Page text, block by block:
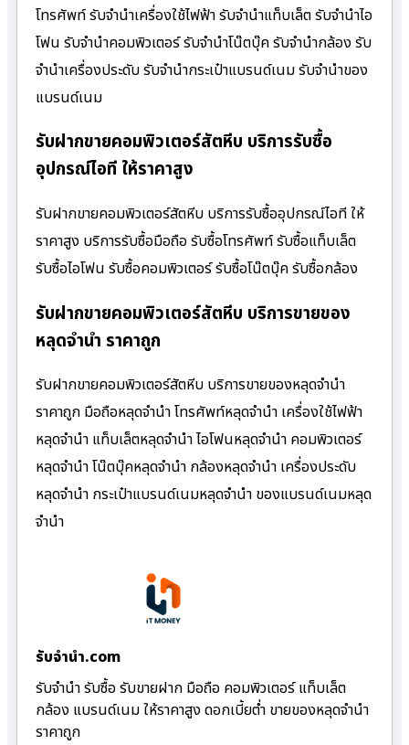
โทรศัพท์ รับจำนำเครื่องใช้ไฟฟ้า รับจำนำแท็บเล็ต รับจำนำไอ
โฟน รับจำนำคอมพิวเตอร์ รับจำนำโน๊ตบุ๊ค รับจำนำกล้อง รับ
จำนำเครื่องประดับ รับจำนำกระเป๋าแบรนด์เนม รับจำนำของ
แบรนด์เนม
รับฝากขายคอมพิวเตอร์สัตหีบ บริการรับซื้อ
อุปกรณ์ไอที ให้ราคาสูง
รับฝากขายคอมพิวเตอร์สัตหีบ บริการรับซื้ออุปกรณ์ไอที ให้
ราคาสูง บริการรับซื้อมือถือ รับซื้อโทรศัพท์ รับซื้อแท็บเล็ต
รับซื้อไอโฟน รับซื้อคอมพิวเตอร์ รับซื้อโน๊ตบุ๊ค รับซื้อกล้อง
รับฝากขายคอมพิวเตอร์สัตหีบ บริการขายของ
หลุดจำนำ ราคาถูก
รับฝากขายคอมพิวเตอร์สัตหีบ บริการขายของหลุดจำนำ
ราคาถูก มือถือหลุดจำนำ โทรศัพท์หลุดจำนำ เครื่องใช้ไฟฟ้า
หลุดจำนำ แท็บเล็ตหลุดจำนำ ไอโฟนหลุดจำนำ คอมพิวเตอร์
หลุดจำนำ โน๊ตบุ๊คหลุดจำนำ กล้องหลุดจำนำ เครื่องประดับ
หลุดจำนำ กระเป๋าแบรนด์เนมหลุดจำนำ ของแบรนด์เนมหลุด
จำนำ
รับจํานํา.com
รับจำนำ รับซื้อ รับขายฝาก มือถือ คอมพิวเตอร์ แท็บเล็ต
กล้อง แบรนด์เนม ให้ราคาสูง ดอกเบี้ยต่ำ ขายของหลุดจำนำ
ราคาถูก